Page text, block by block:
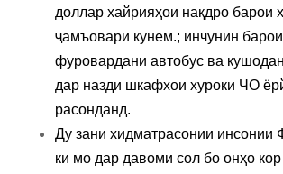
доллар хайрияҳои нақдро барои
ҷамъоварӣ кунем.; инчунин барои
фуровардани автобус ва
дар назди шкафхои хуроки ЧО
расонданд.
Ду зани хидматрасонии инсонии
ки мо дар давоми сол бо онҳо